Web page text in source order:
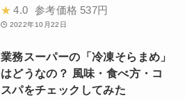
★ 4.0 参考価格 537円
2022年10月22日
業務スーパーの「冷凍そらまめ」
はどうなの？ 風味・食べ方・コ
スパをチェックしてみた